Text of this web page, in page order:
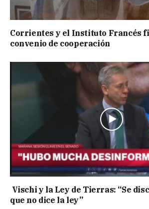
Corrientes y el Instituto Francés
convenio de cooperación
Vischi y la Ley de Tierras: “Se
que no dice la ley”